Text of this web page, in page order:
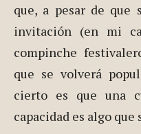
que, a pesar de que
invitación (en mi
compinche
que se volverá
cierto es que una
capacidad es algo